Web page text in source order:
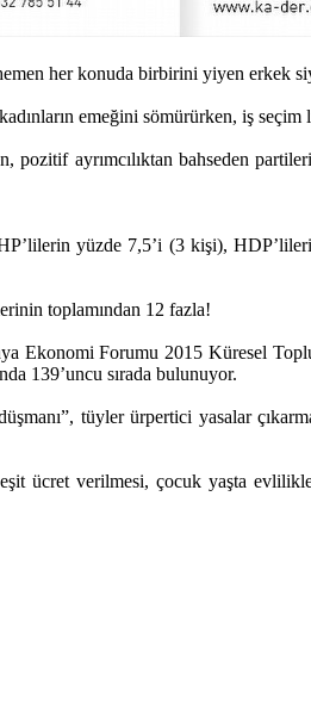
her konuda birbirini yiyen erkek
emeğini sömürürken, iş
ayrımcılıktan bahseden
yüzde 7,5’i (3 kişi),
toplamından 12 fazla!
Forumu 2015 Küresel
139’uncu sırada bulunuyor.
tüyler ürpertici yasalar
eşit ücret verilmesi, çocuk yaşta